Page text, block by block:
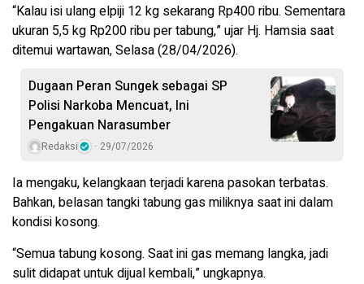
“Kalau isi ulang elpiji 12 kg sekarang Rp400 ribu. Sementara
ukuran 5,5 kg Rp200 ribu per tabung,” ujar Hj. Hamsia saat
ditemui wartawan, Selasa (28/04/2026).
Dugaan Peran Sungek sebagai SP
Polisi Narkoba Mencuat, Ini
Pengakuan Narasumber
Redaksi 29/07/2026
Ia mengaku, kelangkaan terjadi karena pasokan terbatas.
Bahkan, belasan tangki tabung gas miliknya saat ini dalam
kondisi kosong.
“Semua tabung kosong. Saat ini gas memang langka, jadi
sulit didapat untuk dijual kembali,” ungkapnya.